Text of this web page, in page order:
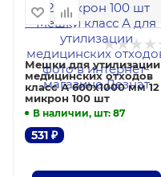
Мешки для утилизации
медицинских отходов
класс А 600х1000 мм 12
микрон 100 шт
В наличии, шт: 87
531 ₽